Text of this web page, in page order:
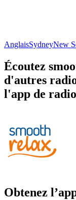
AnglaisSydneyNew
Écoutez
d'autres
l'app de
Obtenez